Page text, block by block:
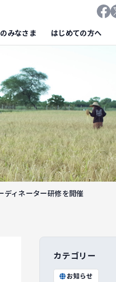
みなさま はじめての方へ
ディネーター研修を開催
カテゴリー
お知らせ